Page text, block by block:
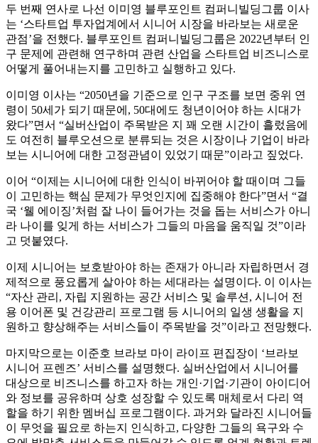
두 번째 연사로 나선 이미영 블루포인트 컴퍼니빌딩그룹 이사
는 ‘스타트업 투자업계에서 시니어 시장을 바라보는 새로운
관점’을 전했다. 블루포인트 컴퍼니빌딩그룹은 2022년부터 인
구 문제에 관련해 연구하며 관련 산업을 스타트업 비즈니스로
어떻게 풀어내는지를 고민하고 실행하고 있다.
이미영 이사는 “2050년을 기준으로 인구 구조를 보면 중위 연
령이 50세가 되기 때문에, 50대에도 청년이어야 하는 시대가
왔다”면서 “실버산업이 주목받은 지 꽤 오랜 시간이 흘렀음에
도 여전히 블루오션으로 분류되는 것은 시장이나 기업이 바라
보는 시니어에 대한 고정관념이 있었기 때문”이라고 짚었다.
이어 “이제는 시니어에 대한 인식이 바뀌어야 할 때이며 그들
이 고민하는 핵심 문제가 무엇인지에 집중해야 한다”면서 “결
국 ‘웰 에이징’처럼 잘 나이 들어가는 것을 돕는 서비스가 아니
라 나이를 잊게 하는 서비스가 그들의 마음을 움직일 것”이라
고 덧붙였다.
이제 시니어는 보호받아야 하는 존재가 아니라 자립하면서 경
제적으로 풍요롭게 살아야 하는 세대라는 설명이다. 이 이사는
“자산 관리, 자립 지원하는 공간 서비스 및 솔루션, 시니어 전
용 이어폰 및 건강관리 프로그램 등 시니어의 일생 생활을 지
원하고 향상해주는 서비스들이 주목받을 것”이라고 전망했다.
마지막으로는 이준호 브라보 마이 라이프 편집장이 ‘브라보
시니어 프렌즈’ 서비스를 설명했다. 실버산업에서 시니어를
대상으로 비즈니스를 하고자 하는 개인·기업·기관이 아이디어
와 정보를 공유하며 상호 성장할 수 있도록 매체로서 다리 역
할을 하기 위한 멤버십 프로그램이다. 과거와 달라진 시니어들
이 무엇을 필요로 하는지 인식하고, 다양한 그들의 욕구와 수